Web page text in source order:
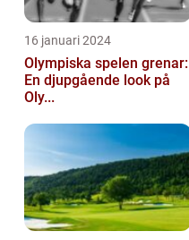
16 januari 2024
Olympiska spelen grenar:
En djupgående look på
Oly...